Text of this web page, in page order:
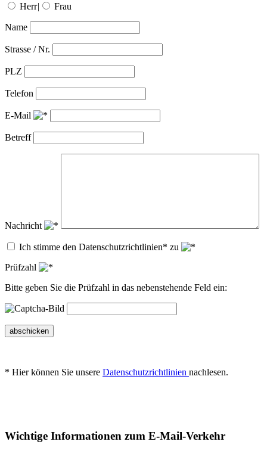
Herr| Frau
Name
Strasse / Nr.
PLZ
Telefon
E-Mail
Betreff
Nachricht
Ich stimme den Datenschutzrichtlinien* zu
Prüfzahl
Bitte geben Sie die Prüfzahl in das nebenstehende Feld ein:
abschicken
* Hier können Sie unsere Datenschutzrichtlinien nachlesen.
Wichtige Informationen zum E-Mail-Verkehr